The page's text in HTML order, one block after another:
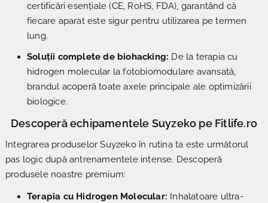
certificări esențiale (CE, RoHS, FDA), garantând că
fiecare aparat este sigur pentru utilizarea pe termen
lung.
Soluții complete de biohacking: De la terapia cu
hidrogen molecular la fotobiomodulare avansată,
brandul acoperă toate axele principale ale optimizării
biologice.
Descoperă echipamentele Suyzeko pe Fitlife.ro
Integrarea produselor Suyzeko în rutina ta este următorul
pas logic după antrenamentele intense. Descoperă
produsele noastre premium:
Terapia cu Hidrogen Molecular: Inhalatoare ultra-